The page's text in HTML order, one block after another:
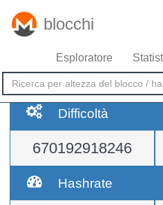
blocchi
Esploratore
Difficoltà
670192918246
Hashrate